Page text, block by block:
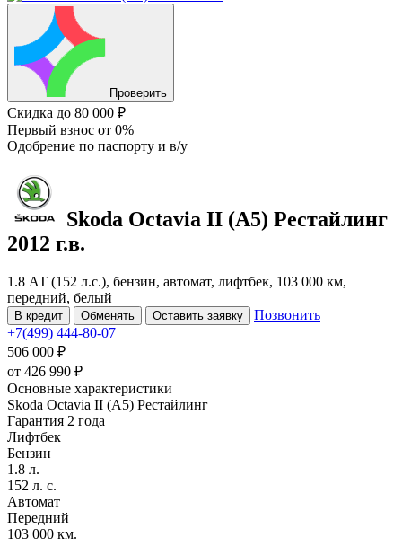
Проверить
Скидка до 80 000 ₽
Первый взнос от 0%
Одобрение по паспорту и в/у
Skoda Octavia II (A5) Рестайлинг
2012 г.в.
1.8 АТ (152 л.с.), бензин, автомат, лифтбек, 103 000 км,
передний, белый
В кредит Обменять Оставить заявку
Позвонить
+7(499) 444-80-07
506 000 ₽
от 426 990 ₽
Основные характеристики
Skoda Octavia II (A5) Рестайлинг
Гарантия 2 года
Лифтбек
Бензин
1.8 л.
152 л. с.
Автомат
Передний
103 000 км.